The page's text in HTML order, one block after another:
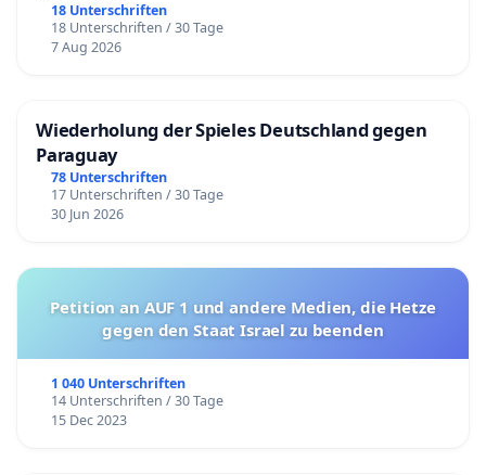
18 Unterschriften
18 Unterschriften / 30 Tage
7 Aug 2026
Wiederholung der Spieles Deutschland gegen
Paraguay
78 Unterschriften
17 Unterschriften / 30 Tage
30 Jun 2026
Petition an AUF 1 und andere Medien, die Hetze
gegen den Staat Israel zu beenden
1 040 Unterschriften
14 Unterschriften / 30 Tage
15 Dec 2023